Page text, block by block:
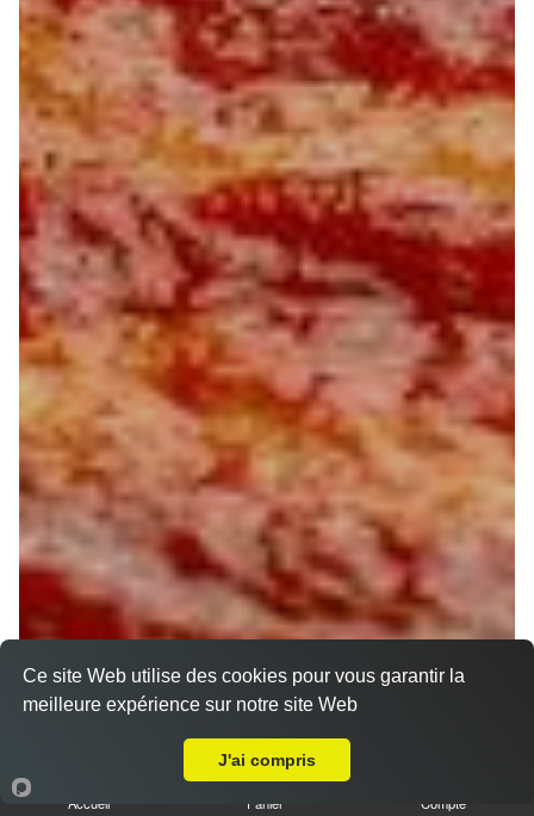
Accueil Panier Compte
Ce site Web utilise des cookies pour vous garantir la
meilleure expérience sur notre site Web
J'ai compris